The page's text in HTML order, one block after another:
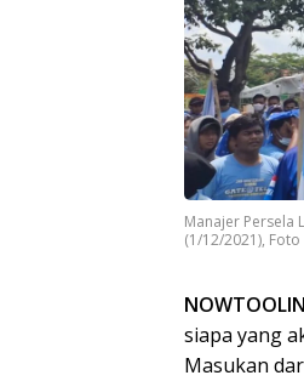
Manajer Persela
(1/12/2021),
siapa yang
Masukan